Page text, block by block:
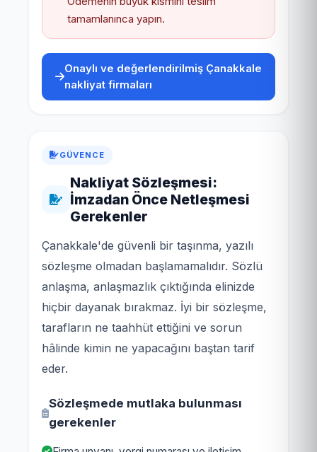
tamamlanınca yapın.
Onaylı ve değerlendirilmiş Çanakkale
nakliyat firmaları
GÜVENCE
Nakliyat Sözleşmesi:
İmzadan Önce Netleşmesi
Gerekenler
Çanakkale'de güvenli bir taşınma, yazılı
sözleşme olmadan başlamamalıdır. Sözlü
anlaşma, anlaşmazlık çıktığında elinizde
hiçbir dayanak bırakmaz. İyi bir sözleşme,
tarafların ne taahhüt ettiğini ve sorun
hâlinde kimin ne yapacağını baştan tarif
eder.
Sözleşmede mutlaka bulunması
gerekenler